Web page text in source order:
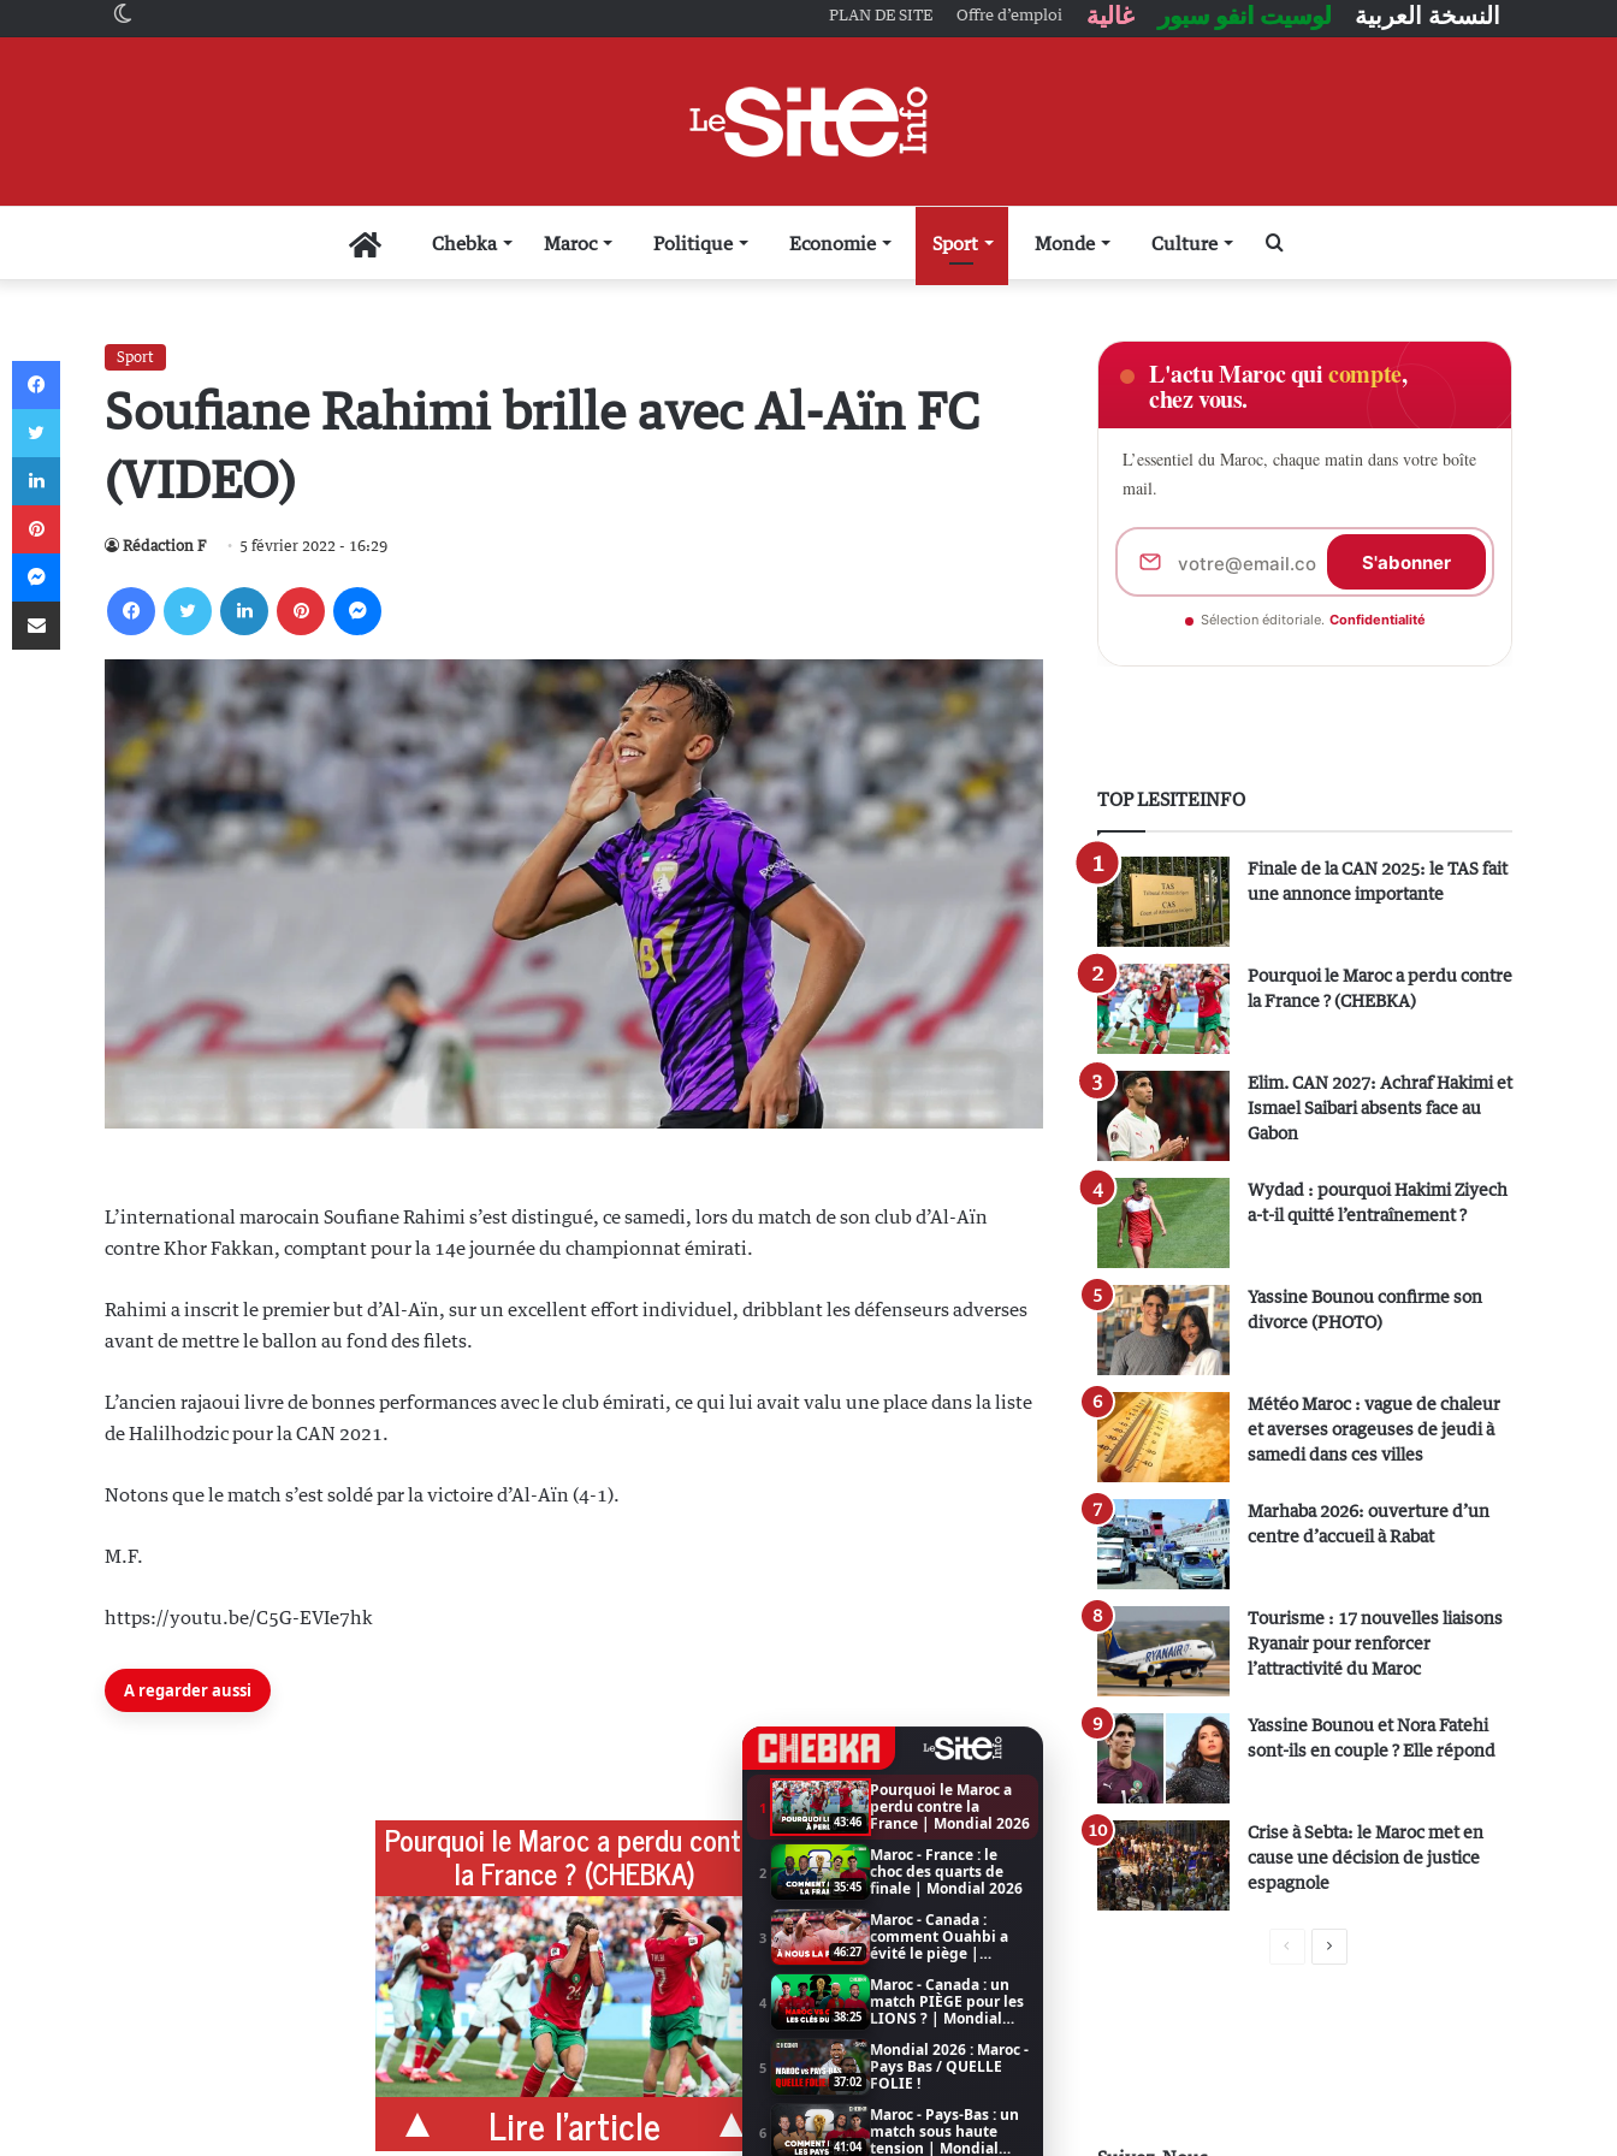
PLAN DE SITE Offre d’emploi غالية لوسيت انفو سبور النسخة العربية
AccueilChebka Maroc Politique Economie Sport Monde Culture
Sport
Soufiane Rahimi brille avec Al-Aïn FC
(VIDEO)
Rédaction F 5 février 2022 - 16:29
L’international marocain Soufiane Rahimi s’est distingué, ce samedi, lors du match de son club d’Al-Aïn
contre Khor Fakkan, comptant pour la 14e journée du championnat émirati.
Rahimi a inscrit le premier but d’Al-Aïn, sur un excellent effort individuel, dribblant les défenseurs adverses
avant de mettre le ballon au fond des filets.
L’ancien rajaoui livre de bonnes performances avec le club émirati, ce qui lui avait valu une place dans la liste
de Halilhodzic pour la CAN 2021.
Notons que le match s’est soldé par la victoire d’Al-Aïn (4-1).
M.F.
https://youtu.be/C5G-EVIe7hk
A regarder aussi
1
43:46
Pourquoi le Maroc a
perdu contre la
France | Mondial 2026
2
35:45
Maroc - France : le
choc des quarts de
finale | Mondial 2026
3
46:27
Maroc - Canada :
comment Ouahbi a
évité le piège |
4
38:25
Maroc - Canada : un
match PIÈGE pour les
LIONS ? | Mondial
5
37:02
Mondial 2026 : Maroc -
Pays Bas / QUELLE
FOLIE !
6
41:04
Maroc - Pays-Bas : un
match sous haute
tension | Mondial
Pourquoi le Maroc a perdu contre
la France ? (CHEBKA)
Lire l'article
L'actu Maroc quicompte,
chez vous.
L’essentiel du Maroc, chaque matin dans votre boîte
mail.
S'abonner
Sélection éditoriale. Confidentialité
TOP LESITEINFO
Finale de la CAN 2025: le TAS fait
une annonce importante
Pourquoi le Maroc a perdu contre
la France ? (CHEBKA)
Elim. CAN 2027: Achraf Hakimi et
Ismael Saibari absents face au
Gabon
Wydad : pourquoi Hakimi Ziyech
a-t-il quitté l’entraînement ?
Yassine Bounou confirme son
divorce (PHOTO)
Météo Maroc : vague de chaleur
et averses orageuses de jeudi à
samedi dans ces villes
Marhaba 2026: ouverture d’un
centre d’accueil à Rabat
Tourisme : 17 nouvelles liaisons
Ryanair pour renforcer
l’attractivité du Maroc
Yassine Bounou et Nora Fatehi
sont-ils en couple ? Elle répond
Crise à Sebta: le Maroc met en
cause une décision de justice
espagnole
P
Facebook
Twitter
Linkedin
Pinterest
Messenger